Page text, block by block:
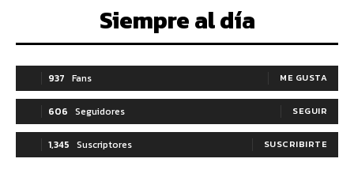
Siempre al día
937 Fans ME GUSTA
606 Seguidores SEGUIR
1,345 Suscriptores SUSCRIBIRTE